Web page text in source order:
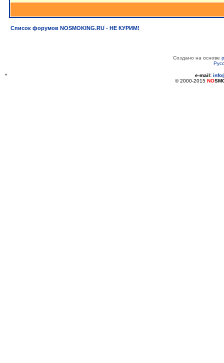
Список форумов NOSMOKING.RU - НЕ КУРИМ!
Создано на основе
* e-mail:
© 2000-2015 NO